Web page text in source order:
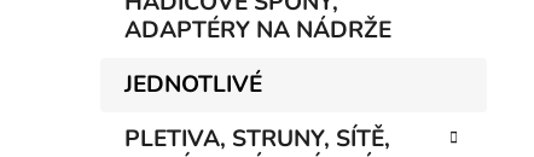
ADAPTÉRY NA NÁDRŽE
JEDNOTLIVÉ
PLETIVA, STRUNY, SÍTĚ,